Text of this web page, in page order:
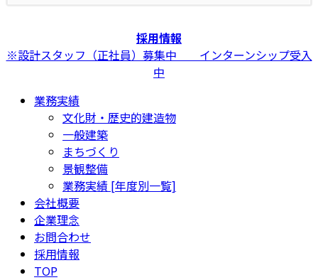
採用情報
※設計スタッフ（正社員）募集中 インターンシップ受入
中
業務実績
文化財・歴史的建造物
一般建築
まちづくり
景観整備
業務実績 [年度別一覧]
会社概要
企業理念
お問合わせ
採用情報
TOP